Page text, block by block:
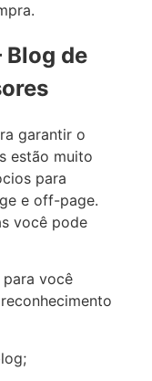
Blog de
garantir o
estão muito
para
e off-page.
você pode
para você